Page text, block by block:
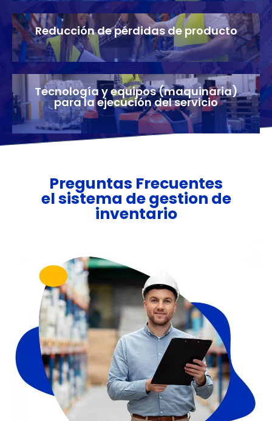
Reducción de pérdidas de producto
Tecnología y equipos (maquinaria)
para la ejecución del servicio
Preguntas Frecuentes
el sistema de gestion de
inventario